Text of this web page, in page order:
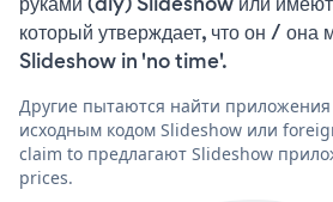
который утверждает, что он / она
Slideshow in 'no time'.
Другие пытаются найти
исходным кодом Slideshow или
claim to предлагают Slideshow
prices.